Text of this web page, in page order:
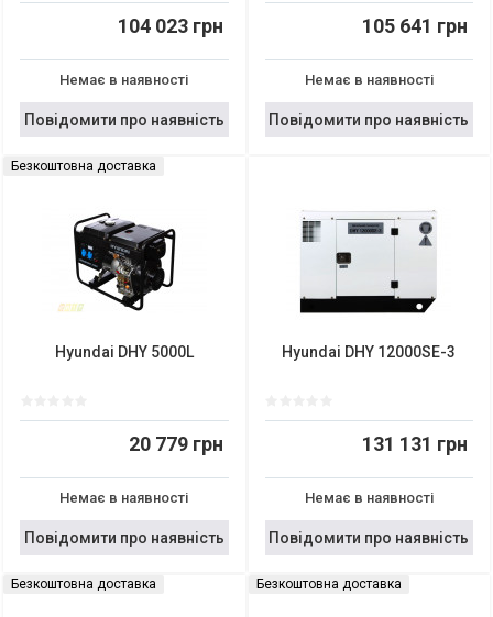
104 023 грн
Немає в наявності
Повідомити про наявність
105 641 грн
Немає в наявності
Повідомити про наявність
Безкоштовна доставка
Hyundai DHY 5000L
20 779 грн
Немає в наявності
Повідомити про наявність
Hyundai DHY 12000SE-3
131 131 грн
Немає в наявності
Повідомити про наявність
Безкоштовна доставка Безкоштовна доставка